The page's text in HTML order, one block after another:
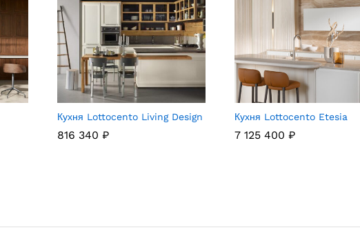
Кухня Lottocento Living Design
816 340 ₽
Кухня Lottocento Etesia
7 125 400 ₽